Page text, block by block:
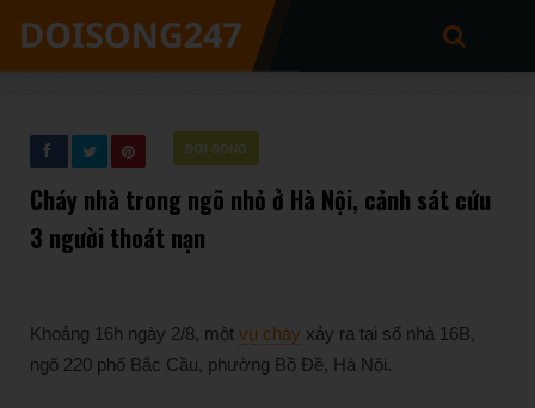
ĐỜI SỐNG
Cháy nhà trong ngõ nhỏ ở Hà Nội, cảnh sát cứu
3 người thoát nạn
Khoảng 16h ngày 2/8, một vụ cháy xảy ra tại số nhà 16B,
ngõ 220 phố Bắc Cầu, phường Bồ Đề, Hà Nội.